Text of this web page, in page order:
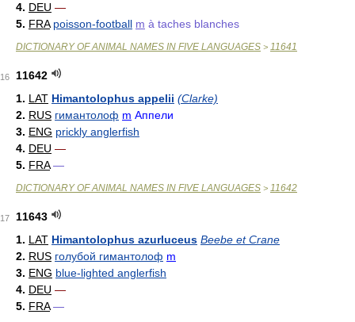
4. DEU —
5. FRA poisson-football m à taches blanches
DICTIONARY OF ANIMAL NAMES IN FIVE LANGUAGES > 11641
16
11642
1. LAT Himantolophus appelii (Clarke)
2. RUS гимантолоф m Аппели
3. ENG prickly anglerfish
4. DEU —
5. FRA —
DICTIONARY OF ANIMAL NAMES IN FIVE LANGUAGES > 11642
17
11643
1. LAT Himantolophus azurluceus Beebe et Crane
2. RUS голубой гимантолоф m
3. ENG blue-lighted anglerfish
4. DEU —
5. FRA —